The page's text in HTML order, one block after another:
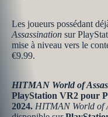
Les joueurs possédant
Assassination sur
mise à niveau vers le
€9.99.
HITMAN World of
PlayStation VR2 pour
2024. HITMAN World of